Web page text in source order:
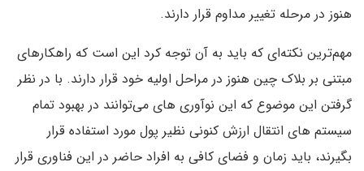
هنوز در مرحله تغییر مداوم قرار دارند.
مهم‌ترین نکته‌ای که باید به آن توجه کرد این است که راهکارهای
مبتنی بر بلاک چین هنوز در مراحل اولیه خود قرار دارند. با در نظر
گرفتن این موضوع که این نوآوری های می‌توانند در بهبود تمام
سیستم های انتقال ارزش کنونی نظیر پول مورد استفاده قرار
بگیرند، باید زمان و فضای کافی به افراد حاضر در این فناوری قرار